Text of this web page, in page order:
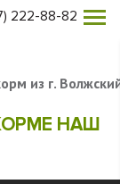
222-88-82
из г.
НАШ